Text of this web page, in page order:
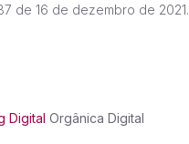
de 16 de dezembro de 2021.
Digital Orgânica Digital